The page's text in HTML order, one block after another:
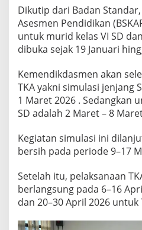
Dikutip dari Badan
Asesmen Pendidikan
untuk murid kelas VI SD
dibuka sejak 19 Januari
Kemendikdasmen akan
TKA yakni simulasi jenjang
1 Maret 2026 . Sedangkan
SD adalah 2 Maret – 8
Kegiatan simulasi ini
bersih pada periode 9–17
Setelah itu, pelaksanaan
berlangsung pada 6–16
dan 20–30 April 2026 untuk